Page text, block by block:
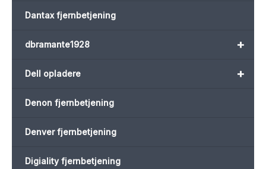
Dantax fjernbetjening
+
dbramante1928
+
Dell opladere
Denon fjernbetjening
Denver fjernbetjening
Digiality fjernbetjening